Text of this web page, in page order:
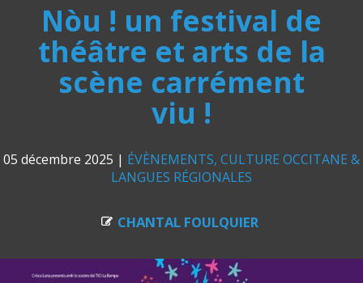
Nòu ! un festival de
théâtre et arts de la
scène carrément
viu !
05 décembre 2025 | ÉVÈNEMENTS CULTURE OCCITANE &
LANGUES RÉGIONALES
CHANTAL FOULQUIER